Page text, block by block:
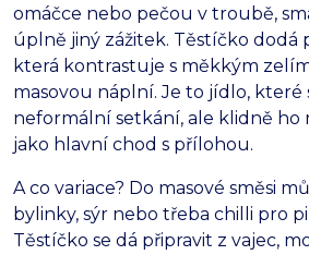
omáčce nebo pečou v troubě,
úplně jiný zážitek. Těstíčko dodá
která kontrastuje s měkkým
masovou náplní. Je to jídlo, které
neformální setkání, ale klidně ho
jako hlavní chod s přílohou.
A co variace? Do masové směsi
bylinky, sýr nebo třeba chilli pro
Těstíčko se dá připravit z vajec,